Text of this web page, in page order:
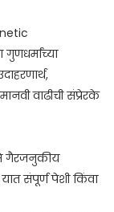
वाढीची संप्रेरके
गैरजनुकीय
संपूर्ण पेशी किंवा